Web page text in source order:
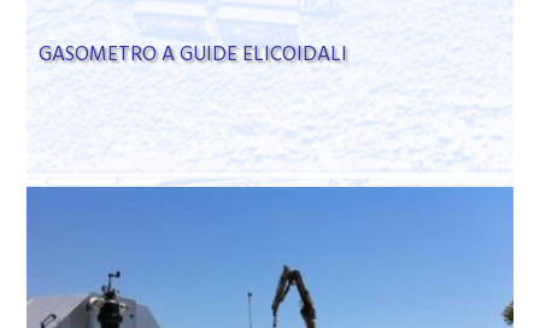
GASOMETRO A GUIDE ELICOIDALI